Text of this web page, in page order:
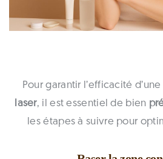
Pour garantir l’efficacité d’une
laser, il est essentiel de bien
les étapes à suivre pour